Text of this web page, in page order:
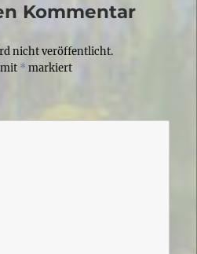
Kommentar
nicht veröffentlicht.
* markiert